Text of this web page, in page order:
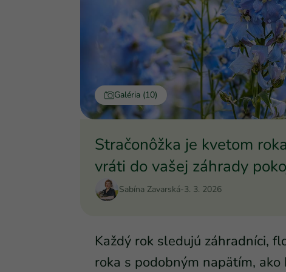
Galéria (10)
Stračonôžka je kvetom
vráti do vašej záhrady
Sabína Zavarská-3. 3. 2026
Každý rok sledujú záhradníci,
roka s podobným napätím,